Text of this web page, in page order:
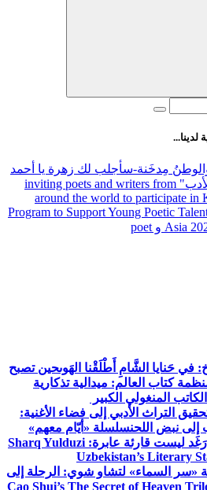
لدينا...
مِدخَنة-سأجلب لك زهرة يا أحمد
" inviting poets and writers from
around the world to participate in
Program to Support Young Poetic
Asia
في حَنايا الشَّامِ أَطْلَقْنا الهَوىحين تصبح
كتاب العالم: ميدالية تذكارية
120 لميلاد الكاتب المنغولي الكبير
التراث الأدبي إلى فضاء الأغنية:
إلى نبض اللحنسلسلة «أيّام معهم»
رَغَد ليست قارئة عابرةSharq Yulduzi :
Uzbekistan’s Literary
«سر السماء» لتشاو شوي: الرحلة إلى
Cao Shui’s The Secret of Heaven